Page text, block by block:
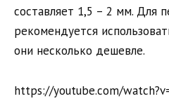
составляет 1,5 – 2 мм. Для
рекомендуется
они несколько дешевле.
https://youtube.com/